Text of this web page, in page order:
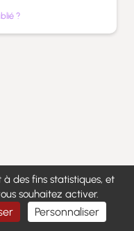
?
des fins statistiques, et
souhaitez activer.
Personnaliser